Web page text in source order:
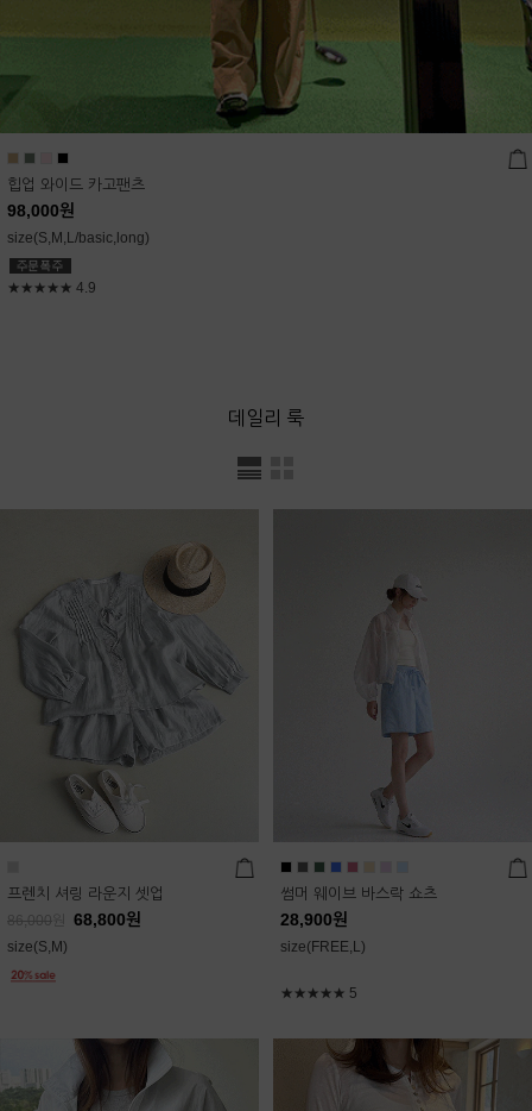
힙업 와이드 카고팬츠
98,000원
size(S,M,L/basic,long)
★★★★★ 4.9
데일리 룩
프렌치 셔링 라운지 셋업
86,000 68,800원
size(S,M)
썸머 웨이브 바스락 쇼츠
28,900원
size(FREE,L)
★★★★★ 5